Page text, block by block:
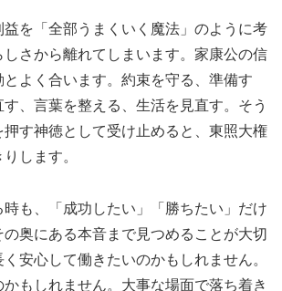
を「全部うまくいく魔法」のように考
しさから離れてしまいます。家康公の信
よく合います。約束を守る、準備す
、言葉を整える、生活を見直す。そう
押す神徳として受け止めると、東照大権
します。
も、「成功したい」「勝ちたい」だけ
奥にある本音まで見つめることが大切
安心して働きたいのかもしれません。
もしれません。大事な場面で落ち着き